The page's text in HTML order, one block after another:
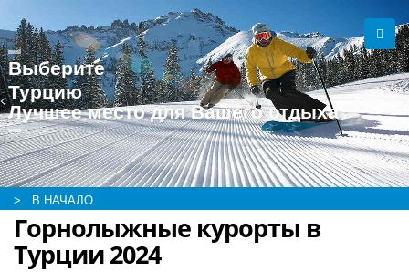
Выберите
Турцию
Лучшее место для Вашего отдыха
> В НАЧАЛО
Горнолыжные курорты в
Турции 2024